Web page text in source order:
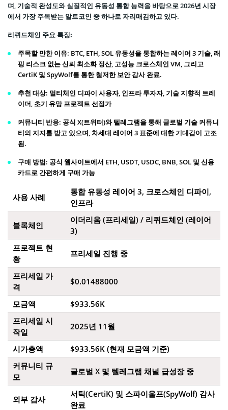
며, 기술적 완성도와 실질적인 유동성 통합 능력을 바탕으로 2026년 시장
에서 가장 주목받는 알트코인 중 하나로 자리매김하고 있다.
리퀴드체인 주요 특징:
주목할 만한 이유: BTC, ETH, SOL 유동성을 통합하는 레이어 3 기술, 래
핑 리스크 없는 신뢰 최소화 정산, 고성능 크로스체인 VM, 그리고
CertiK 및 SpyWolf를 통한 철저한 보안 감사 완료.
추천 대상: 멀티체인 디파이 사용자, 인프라 투자자, 기술 지향적 트레
이더, 초기 유망 프로젝트 선점가
커뮤니티 반응: 공식 X(트위터)와 텔레그램을 통해 글로벌 기술 커뮤니
티의 지지를 받고 있으며, 차세대 레이어 3 표준에 대한 기대감이 고조
됨.
구매 방법: 공식 웹사이트에서 ETH, USDT, USDC, BNB, SOL 및 신용
카드로 간편하게 구매 가능
사용 사례
통합 유동성 레이어 3, 크로스체인 디파이,
인프라
블록체인
이더리움 (프리세일) / 리퀴드체인 (레이어
3)
프로젝트 현
황
프리세일 진행 중
프리세일 가
격
$0.01488000
모금액
$933.56K
프리세일 시
작일
2025년 11월
시가총액
$933.56K (현재 모금액 기준)
커뮤니티 규
모
글로벌 X 및 텔레그램 채널 급성장 중
외부 감사
서틱(CertiK) 및 스파이울프(SpyWolf) 감사
완료